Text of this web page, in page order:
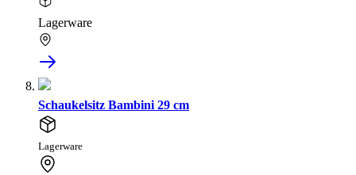
Lagerware
Schaukelsitz Bambini 29 cm
Lagerware